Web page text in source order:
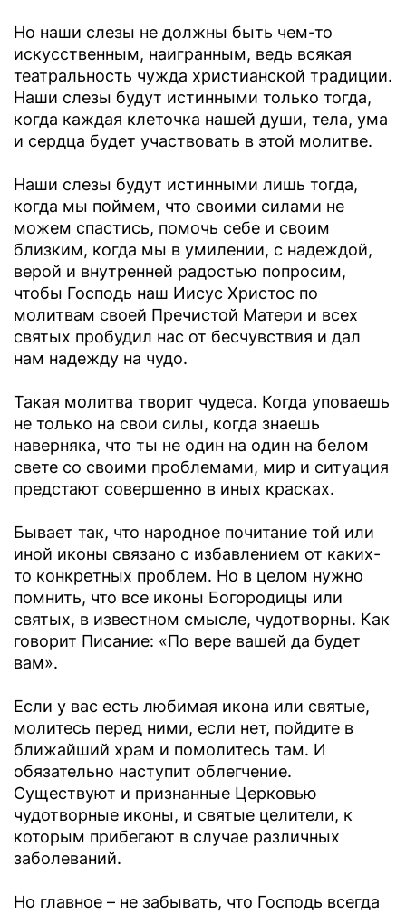
Но наши слезы не должны быть чем-то
искусственным, наигранным, ведь всякая
театральность чужда христианской традиции.
Наши слезы будут истинными только тогда,
когда каждая клеточка нашей души, тела, ума
и сердца будет участвовать в этой молитве.
Наши слезы будут истинными лишь тогда,
когда мы поймем, что своими силами не
можем спастись, помочь себе и своим
близким, когда мы в умилении, с надеждой,
верой и внутренней радостью попросим,
чтобы Господь наш Иисус Христос по
молитвам своей Пречистой Матери и всех
святых пробудил нас от бесчувствия и дал
нам надежду на чудо.
Такая молитва творит чудеса. Когда уповаешь
не только на свои силы, когда знаешь
наверняка, что ты не один на один на белом
свете со своими проблемами, мир и ситуация
предстают совершенно в иных красках.
Бывает так, что народное почитание той или
иной иконы связано с избавлением от каких-
то конкретных проблем. Но в целом нужно
помнить, что все иконы Богородицы или
святых, в известном смысле, чудотворны. Как
говорит Писание: «По вере вашей да будет
вам».
Если у вас есть любимая икона или святые,
молитесь перед ними, если нет, пойдите в
ближайший храм и помолитесь там. И
обязательно наступит облегчение.
Существуют и признанные Церковью
чудотворные иконы, и святые целители, к
которым прибегают в случае различных
заболеваний.
Но главное – не забывать, что Господь всегда